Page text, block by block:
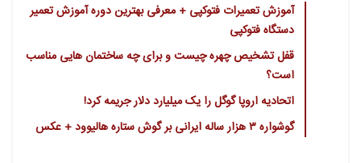
آموزش تعمیرات فتوکپی + معرفی بهترین دوره آموزش تعمیر
دستگاه فتوکپی
قفل تشخیص چهره چیست و برای چه ساختمان هایی مناسب
است؟
اتحادیه اروپا گوگل را یک میلیارد دلار جریمه کرد!
گوشواره ۳ هزار ساله ایرانی بر گوش ستاره هالیوود + عکس